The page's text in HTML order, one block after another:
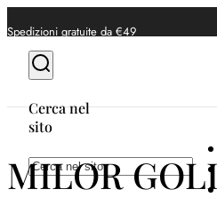
Spedizioni gratuite da €49
Cerca nel
sito
Cerca
MILOR